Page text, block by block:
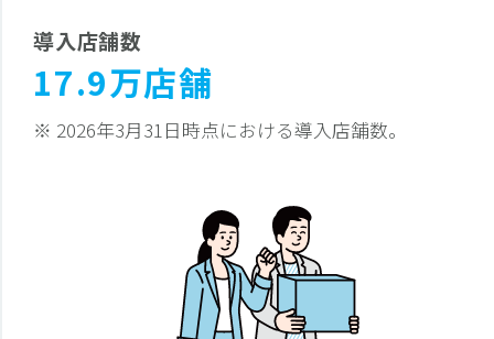
導入店舗数
17.9万店舗
※ 2026年3月31日時点における導入店舗数。